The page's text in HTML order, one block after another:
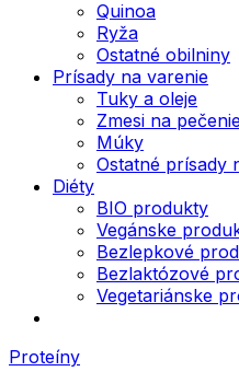
Quinoa
Ryža
Ostatné obilniny
Prísady na varenie
Tuky a oleje
Zmesi na
Múky
Ostatné prísady
Diéty
BIO produkty
Vegánske
Bezlepkové
Bezlaktózové
Vegetariánske
Proteíny